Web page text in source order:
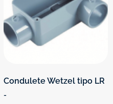
Condulete Wetzel tipo LR
-